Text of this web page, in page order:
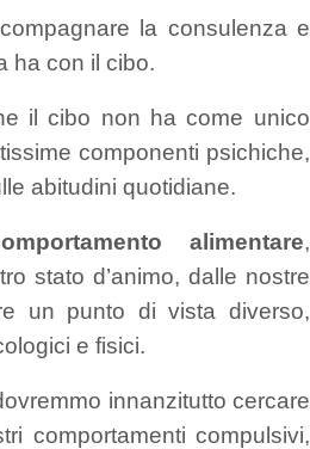
la consulenza e
ha con il cibo.
il cibo non ha come unico
componenti psichiche,
abitudini quotidiane.
alimentare,
stato d’animo, dalle nostre
un punto di vista diverso,
e fisici.
innanzitutto cercare
comportamenti compulsivi,